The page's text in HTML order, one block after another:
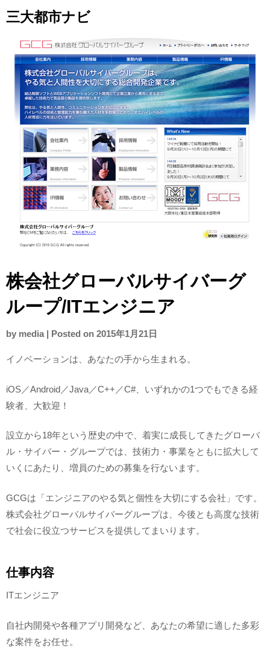
to三大都市ナビ
株会社グローバルサイバーグ
ループ/ITエンジニア
by media | Posted on 2015年1月21日
イノベーションは、あなたの手から生まれる。
iOS／Android／Java／C++／C#、いずれかの1つでもできる経
験者、大歓迎！
設立から18年という歴史の中で、着実に成長してきたグローバ
ル・サイバー・グループでは、技術力・事業をともに拡大して
いくにあたり、増員のための募集を行ないます。
GCGは「エンジニアのやる気と個性を大切にする会社」です。
株式会社グローバルサイバーグループは、今後とも高度な技術
で社会に役立つサービスを提供してまいります。
仕事内容
ITエンジニア
自社内開発や各種アプリ開発など、あなたの希望に適した多彩
な案件をお任せ。